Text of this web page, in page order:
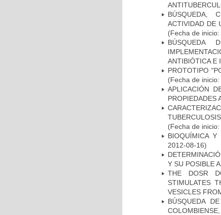
BÚSQUEDA,
ACTIVIDAD DE
(Fecha de
BÚSQUEDA
ANTIBIÓTICA E
PROTOTIPO
(Fecha de
APLICACIÓN
PROPIEDADES
(Fecha de
BIOQUÍMICA Y
2012-08-16)
Y SU POSIBLE
THE DOSR
STIMULATES
VESICLES
BÚSQUEDA